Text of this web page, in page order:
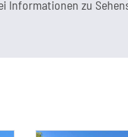
Informationen zu